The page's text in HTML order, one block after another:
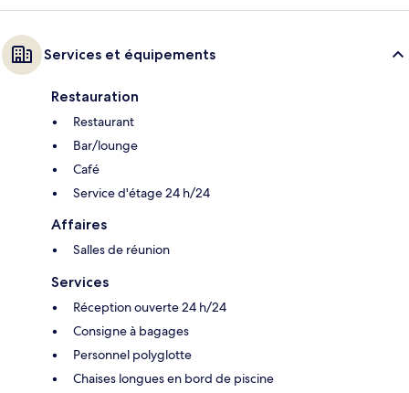
Services et équipements
Restauration
Restaurant
Bar/lounge
Café
Service d'étage 24 h/24
Affaires
Salles de réunion
Services
Réception ouverte 24 h/24
Consigne à bagages
Personnel polyglotte
Chaises longues en bord de piscine